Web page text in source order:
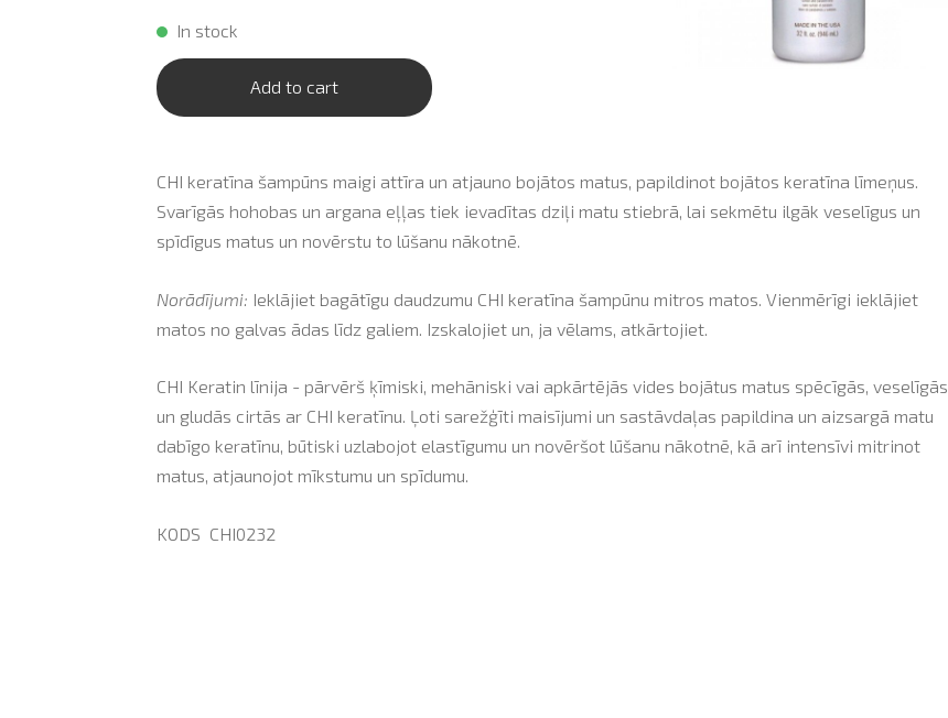
In stock
Add to cart
CHI keratīna šampūns maigi attīra un atjauno bojātos matus, papildinot bojātos keratīna līmeņus.
Svarīgās hohobas un argana eļļas tiek ievadītas dziļi matu stiebrā, lai sekmētu ilgāk veselīgus un
spīdīgus matus un novērstu to lūšanu nākotnē.
Norādījumi: Ieklājiet bagātīgu daudzumu CHI keratīna šampūnu mitros matos. Vienmērīgi ieklājiet
matos no galvas ādas līdz galiem. Izskalojiet un, ja vēlams, atkārtojiet.
CHI Keratin līnija - pārvērš ķīmiski, mehāniski vai apkārtējās vides bojātus matus spēcīgās, veselīgās
un gludās cirtās ar CHI keratīnu. Ļoti sarežģīti maisījumi un sastāvdaļas papildina un aizsargā matu
dabīgo keratīnu, būtiski uzlabojot elastīgumu un novēršot lūšanu nākotnē, kā arī intensīvi mitrinot
matus, atjaunojot mīkstumu un spīdumu.
KODS CHI0232